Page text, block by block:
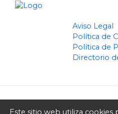
Este sitio web utiliza cookies
Aviso Legal
Política de
Política de
Directorio